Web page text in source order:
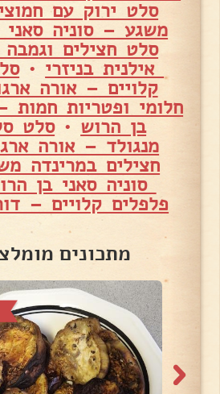
סלט ירוק עם
משגע – סוניה סאני
סלט חצילים
אילנית בניזרי •
קלויים – אורה
חלומי ופטריות חמות
בן הרוש •סלט
מנגולד – אורה
חצילים במרינדה
סוניה סאני בן
פלפלים קלויים –
מתכונים